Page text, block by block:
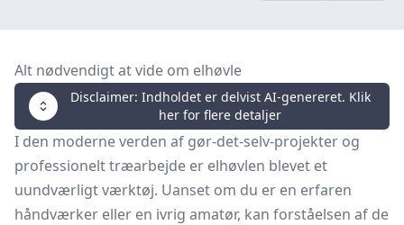
Alt nødvendigt at vide om elhøvle
Disclaimer: Indholdet er delvist AI-genereret. Klik
her for flere detaljer
I den moderne verden af gør-det-selv-projekter og
professionelt træarbejde er elhøvlen blevet et
uundværligt værktøj. Uanset om du er en erfaren
håndværker eller en ivrig amatør, kan forståelsen af de